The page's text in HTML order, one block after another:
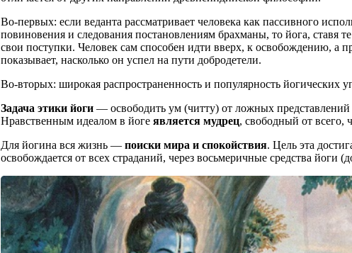
Во-первых: если веданта рассматривает человека как пассивного
повиновения и следования постановлениям брахманы, то йога, ставя
свои поступки. Человек сам способен идти вверх, к освобождению, а
показывает, насколько он успел на пути добродетели.
Во-вторых: широкая распространенность и популярность йогических
Задача этики йоги — освободить ум (читту) от ложных
Нравственным идеалом в йогеявляется мудрец, свободный от всего,
Для йогина вся жизнь —поиски мира и спокойствия. Цель эта
освобождается от всех страданий, через восьмеричные средства йоги